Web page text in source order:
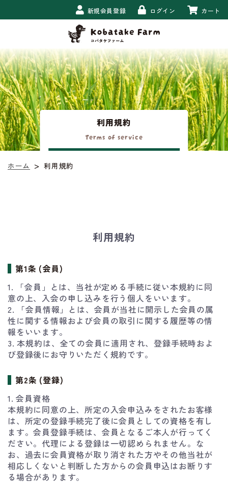
新規会員登録 ログイン カート
利用規約
Terms of service
ホーム > 利用規約
利用規約
第1条 (会員)
1. 「会員」とは、当社が定める手続に従い本規約に同
意の上、入会の申し込みを行う個人をいいます。
2. 「会員情報」とは、会員が当社に開示した会員の属
性に関する情報および会員の取引に関する履歴等の情
報をいいます。
3. 本規約は、全ての会員に適用され、登録手続時およ
び登録後にお守りいただく規約です。
第2条 (登録)
1. 会員資格
本規約に同意の上、所定の入会申込みをされたお客様
は、所定の登録手続完了後に会員としての資格を有し
ます。会員登録手続は、会員となるご本人が行ってく
ださい。代理による登録は一切認められません。な
お、過去に会員資格が取り消された方やその他当社が
相応しくないと判断した方からの会員申込はお断りす
る場合があります。